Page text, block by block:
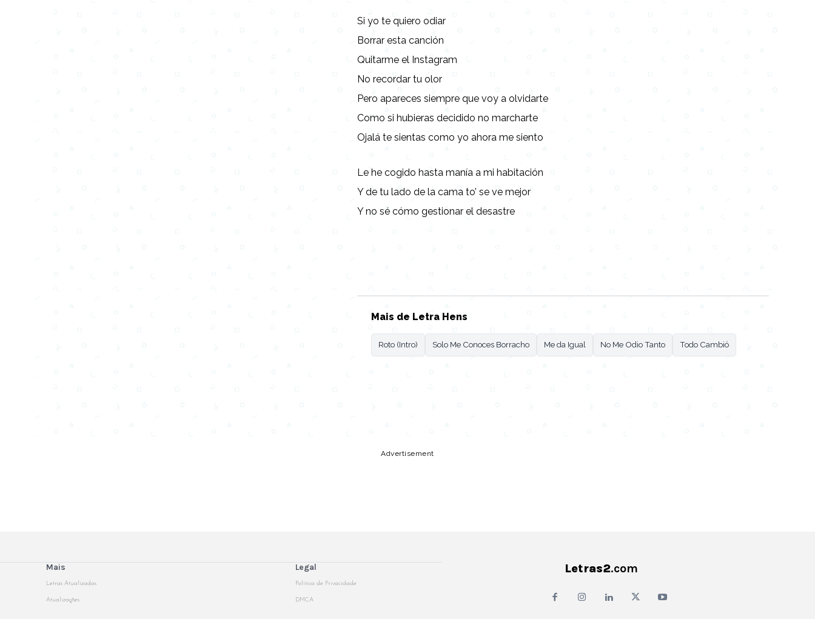
Si yo te quiero odiar
Borrar esta canción
Quitarme el Instagram
No recordar tu olor
Pero apareces siempre que voy a olvidarte
Como si hubieras decidido no marcharte
Ojalá te sientas como yo ahora me siento
Le he cogido hasta manía a mi habitación
Y de tu lado de la cama to’ se ve mejor
Y no sé cómo gestionar el desastre
Mais de Letra Hens
Roto (Intro) Solo Me Conoces Borracho Me da Igual No Me Odio Tanto Todo Cambió
Advertisement
Mais
Letras Atualizadas
Atualizações
Legal
Politica de Privacidade
DMCA
Letras2.com